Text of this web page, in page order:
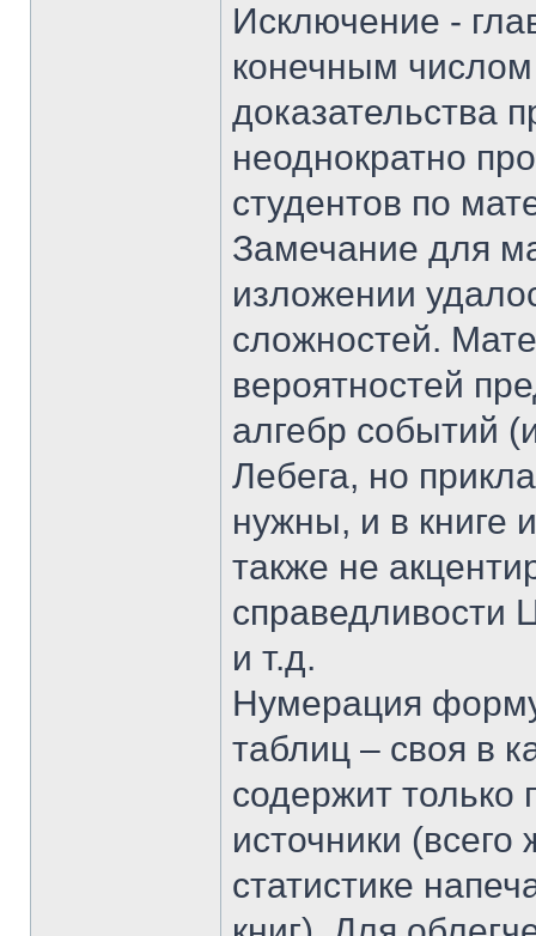
Исключение -
конечным
доказательства
неоднократно
студентов по
Замечание для
изложении
сложностей.
вероятностей
алгебр событий
Лебега, но
нужны, и в книге
также не
справедливости
и т.д.
Нумерация
таблиц – своя в
содержит только
источники
статистике